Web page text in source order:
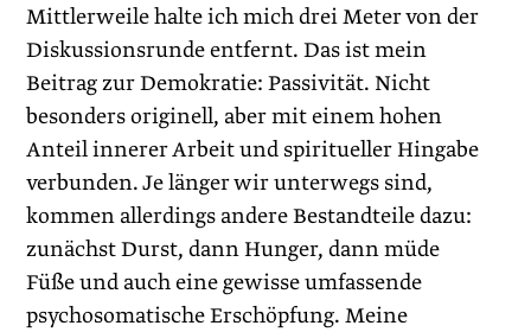
Mittlerweile halte ich mich drei Meter von der
Diskussionsrunde entfernt. Das ist mein
Beitrag zur Demokratie: Passivität. Nicht
besonders originell, aber mit einem hohen
Anteil innerer Arbeit und spiritueller Hingabe
verbunden. Je länger wir unterwegs sind,
kommen allerdings andere Bestandteile dazu:
zunächst Durst, dann Hunger, dann müde
Füße und auch eine gewisse umfassende
psychosomatische Erschöpfung. Meine